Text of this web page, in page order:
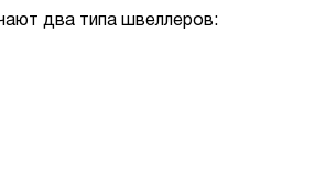
два типа швеллеров: